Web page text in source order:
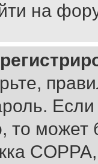
на
то может